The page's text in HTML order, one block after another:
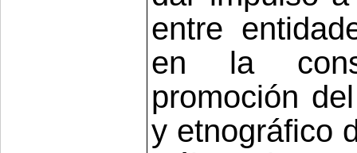
entre
en la
promoción
y etnográfico